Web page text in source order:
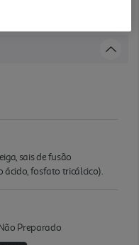
sais de fusão
fosfato tricálcico).
Preparado